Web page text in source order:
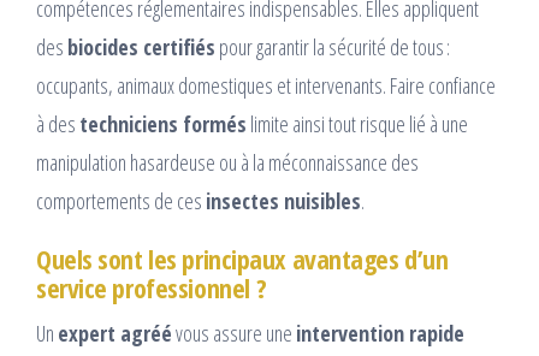
compétences réglementaires indispensables. Elles appliquent
des biocides certifiés pour garantir la sécurité de tous :
occupants, animaux domestiques et intervenants. Faire confiance
à des techniciens formés limite ainsi tout risque lié à une
manipulation hasardeuse ou à la méconnaissance des
comportements de ces insectes nuisibles.
Quels sont les principaux avantages d’un
service professionnel ?
Un expert agréévous assure une intervention rapide